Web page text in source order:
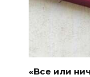
«Все или